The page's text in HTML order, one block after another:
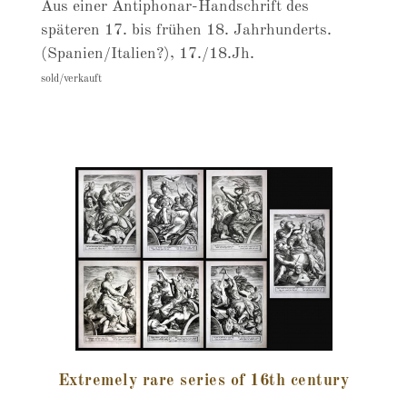
Aus einer Antiphonar-Handschrift des
späteren 17. bis frühen 18. Jahrhunderts.
(Spanien/Italien?), 17./18.Jh.
sold/verkauft
Extremely rare series of 16th century